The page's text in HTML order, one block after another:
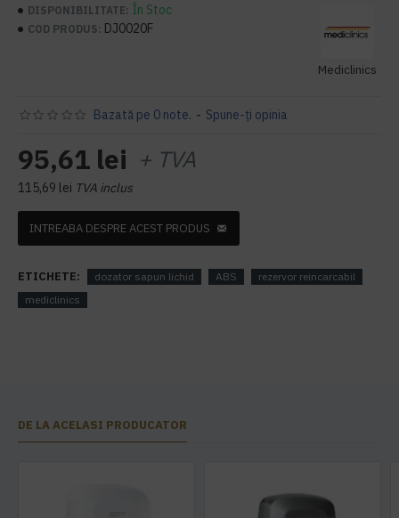
DISPONIBILITATE: În Stoc
COD PRODUS: DJ0020F
Mediclinics
Bazată pe 0 note. - Spune-ţi opinia
95,61 lei + TVA
115,69 lei TVA inclus
INTREABA DESPRE ACEST PRODUS
ETICHETE: dozator sapun lichid ABS
rezervor reincarcabil
mediclinics
DE LA ACELASI PRODUCATOR